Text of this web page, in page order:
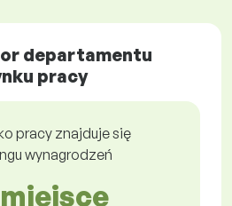
departamentu
pracy
pracy znajduje się
wynagrodzeń